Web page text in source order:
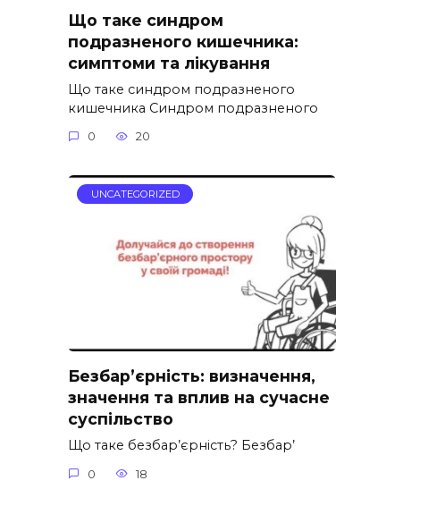
Що таке синдром
подразненого кишечника:
симптоми та лікування
Що таке синдром подразненого
кишечника Синдром подразненого
0 20
UNCATEGORIZED
Безбар’єрність: визначення,
значення та вплив на сучасне
суспільство
Що таке безбар’єрність? Безбар’
0 18